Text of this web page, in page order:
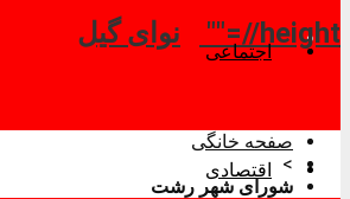
//height=""
اجتماعی
اقتصادی
صفحه خانگی
>
شورای شهر رشت